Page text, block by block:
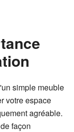
simple meuble
votre espace
agréable.
façon